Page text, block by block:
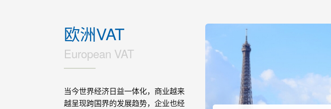
欧洲VAT
European VAT
当今世界经济日益一体化，商业越来
越呈现跨国界的发展趋势，企业也经